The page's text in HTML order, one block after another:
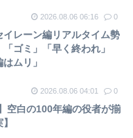
2026.08.06 06:16 0
イレーン編リアルタイム勢
「ゴミ」「早く終われ」
ムリ」
2026.08.06 04:01 0
空白の100年編の役者が揃